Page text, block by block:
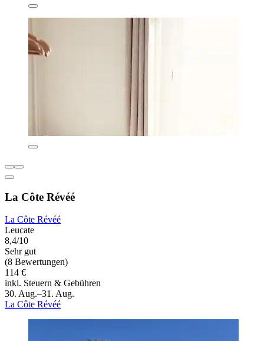
La Côte Révéé
La Côte Révéé
Leucate
8,4/10
Sehr gut
(8 Bewertungen)
114 €
inkl. Steuern & Gebühren
30. Aug.–31. Aug.
La Côte Révéé